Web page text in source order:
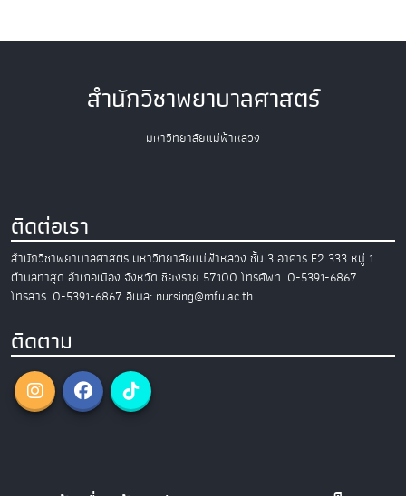
สำนักวิชาพยาบาลศาสตร์
มหาวิทยาลัยแม่ฟ้าหลวง
ติดต่อเรา
สำนักวิชาพยาบาลศาสตร์ มหาวิทยาลัยแม่ฟ้าหลวง ชั้น 3 อาคาร E2 333 หมู่ 1
ตำบลท่าสุด อำเภอเมือง จังหวัดเชียงราย 57100 โทรศัพท์. 0-5391-6867
โทรสาร. 0-5391-6867 อีเมล: nursing@mfu.ac.th
ติดตาม